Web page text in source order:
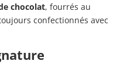
chocolat, fourrés au
confectionnés avec